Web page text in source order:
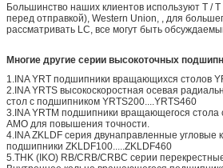
Большинство наших клиентов используют T /
перед отправкой), Western Union, , для
рассматривать LC, все могут быть
Многие другие серии высокоточных
1.INA YRT подшипники вращающихся столов
2.INA YRTS высокоскоростная осевая
стол с подшипником YRTS200....YRTS460
3.INA YRTM подшипники вращающегося стола
AMO для повышения точности.
4.INA ZKLDF серия двунаправленные угловые
подшипники ZKLDF100.....ZKLDF460
5.THK (IKO) RB/CRB/CRBC серии